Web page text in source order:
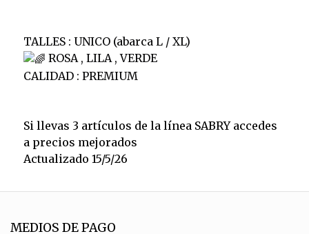
TALLES : UNICO (abarca L / XL)
ROSA , LILA , VERDE
CALIDAD : PREMIUM
Si llevas 3 artículos de la línea SABRY accedes
a precios mejorados
Actualizado 15/5/26
MEDIOS DE PAGO